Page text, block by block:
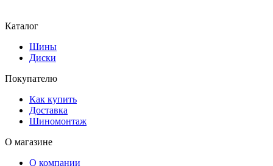
Каталог
Шины
Диски
Покупателю
Как купить
Доставка
Шиномонтаж
О магазине
О компании